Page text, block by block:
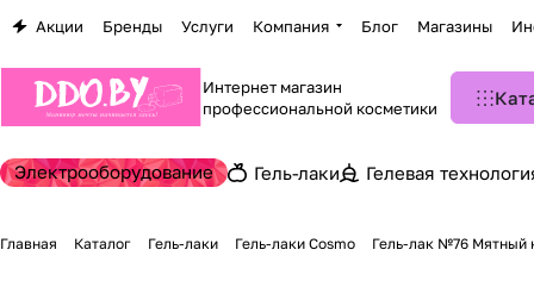
Акции Бренды Услуги Компания Блог Магазины
Интернет магазин
профессиональной косметики
Электрооборудование Гель-лаки Гелевая
Главная Каталог Гель-лаки Гель-лаки Cosmo Гель-лак №76 Мятный